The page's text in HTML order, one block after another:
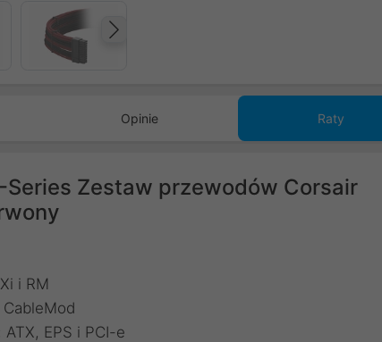
Opinie Raty
Zestaw przewodów Corsair
i RM
EPS i PCI-e